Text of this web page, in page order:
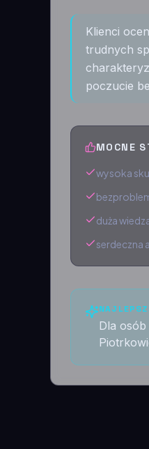
Klienci
trudnych
poczucie
MOCNE
wysoka
duża
serdeczna
Dla